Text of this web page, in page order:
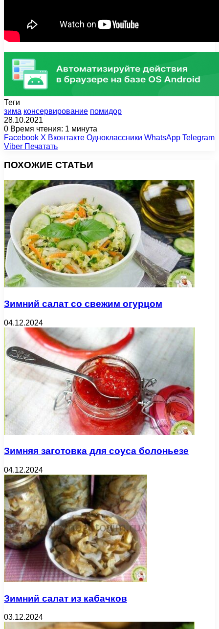
Теги
зима консервирование помидор
28.10.2021
0 Время чтения: 1 минута
Facebook X Вконтакте Одноклассники WhatsApp Telegram
Viber Печатать
ПОХОЖИЕ СТАТЬИ
Зимний салат со свежим огурцом
04.12.2024
Зимняя заготовка для соуса болоньезе
04.12.2024
Зимний салат из кабачков
03.12.2024